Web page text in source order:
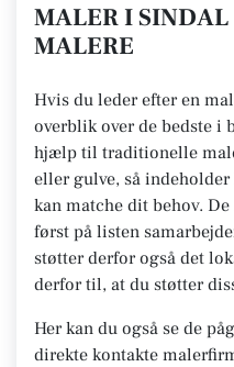
MALER I SINDAL
MALERE
Hvis du leder efter en
overblik over de bedste i
hjælp til traditionelle
eller gulve, så
kan matche dit behov.
først på listen
støtter derfor også det
derfor til, at du støtter
Her kan du også se de
direkte kontakte